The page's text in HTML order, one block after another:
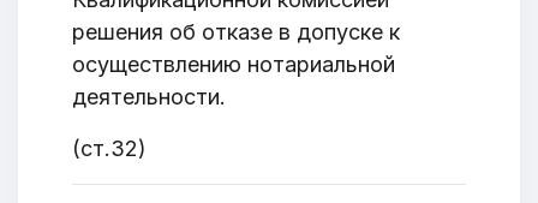
Добро пожаловать
решения об отказе в допуске к
осуществлению нотариальной
деятельности.
(ст.32)